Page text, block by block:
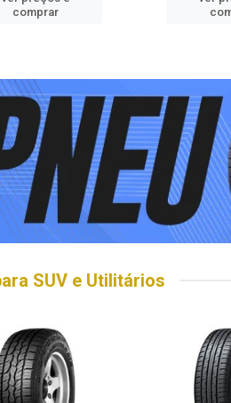
comprar
SUV e Utilitários